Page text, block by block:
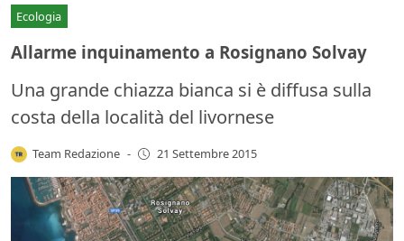
Ecologia
Allarme inquinamento a Rosignano Solvay
Una grande chiazza bianca si è diffusa sulla
costa della località del livornese
Team Redazione - 21 Settembre 2015